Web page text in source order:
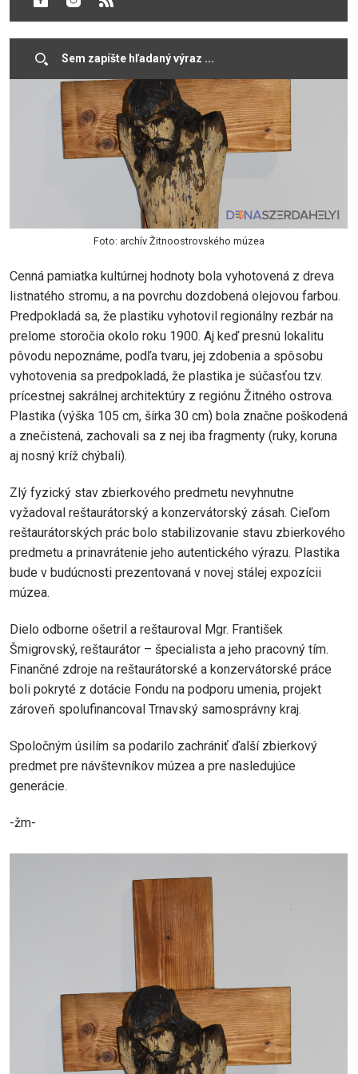
najvýznamnejšie sakrálne predmety.
Foto: archív Žitnoostrovského múzea
Cenná pamiatka kultúrnej hodnoty bola vyhotovená z dreva
listnatého stromu, a na povrchu dozdobená olejovou farbou.
Predpokladá sa, že plastiku vyhotovil regionálny rezbár na
prelome storočia okolo roku 1900. Aj keď presnú lokalitu
pôvodu nepoznáme, podľa tvaru, jej zdobenia a spôsobu
vyhotovenia sa predpokladá, že plastika je súčasťou tzv.
prícestnej sakrálnej architektúry z regiónu Žitného ostrova.
Plastika (výška 105 cm, šírka 30 cm) bola značne poškodená
a znečistená, zachovali sa z nej iba fragmenty (ruky, koruna
aj nosný kríž chýbali).
Zlý fyzický stav zbierkového predmetu nevyhnutne
vyžadoval reštaurátorský a konzervátorský zásah. Cieľom
reštaurátorských prác bolo stabilizovanie stavu zbierkového
predmetu a prinavrátenie jeho autentického výrazu. Plastika
bude v budúcnosti prezentovaná v novej stálej expozícii
múzea.
Dielo odborne ošetril a reštauroval Mgr. František
Šmigrovský, reštaurátor – špecialista a jeho pracovný tím.
Finančné zdroje na reštaurátorské a konzervátorské práce
boli pokryté z dotácie Fondu na podporu umenia, projekt
zároveň spolufinancoval Trnavský samosprávny kraj.
Spoločným úsilím sa podarilo zachrániť ďalší zbierkový
predmet pre návštevníkov múzea a pre nasledujúce
generácie.
-žm-